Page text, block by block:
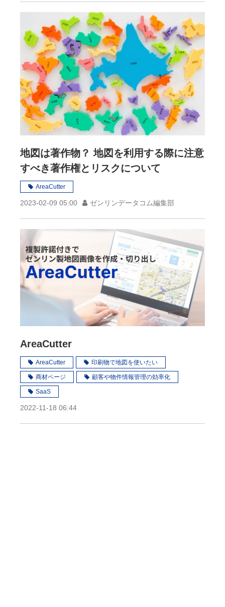
地図は著作物？ 地図を利用する際に注意
すべき著作権とリスクについて
AreaCutter
2023-02-09 05:00 ゼンリンデータコム編集部
AreaCutter
AreaCutter 印刷物で地図を使いたい
商材ページ 顧客や物件情報管理の効率化
SaaS
2022-11-18 06:44